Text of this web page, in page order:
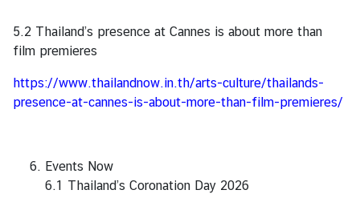
T
h
i
C
e
5.2 Thailand’s presence at Cannes is about more than
film premieres
https://www.thailandnow.in.th/arts-culture/thailands-
presence-at-cannes-is-about-more-than-film-premieres/
Events Now
6.1 Thailand’s Coronation Day 2026